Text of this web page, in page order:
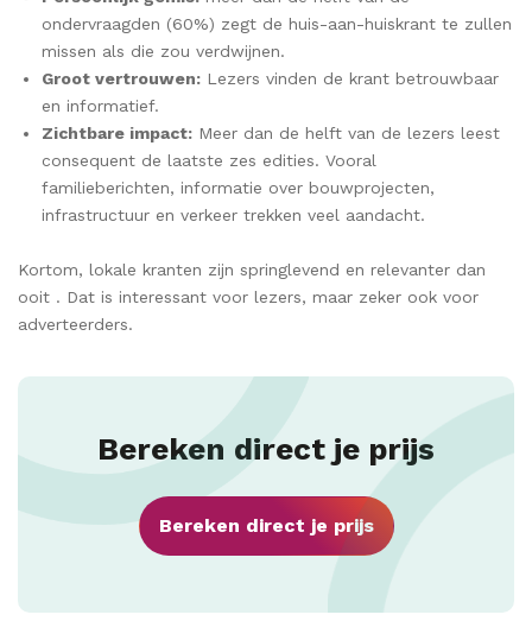
ondervraagden (60%) zegt de huis-aan-huiskrant te zullen
missen als die zou verdwijnen.
Groot vertrouwen: Lezers vinden de krant betrouwbaar
en informatief.
Zichtbare impact: Meer dan de helft van de lezers leest
consequent de laatste zes edities. Vooral
familieberichten, informatie over bouwprojecten,
infrastructuur en verkeer trekken veel aandacht.
Kortom, lokale kranten zijn springlevend en relevanter dan
ooit . Dat is interessant voor lezers, maar zeker ook voor
adverteerders.
Bereken direct je prijs
Bereken direct je prijs